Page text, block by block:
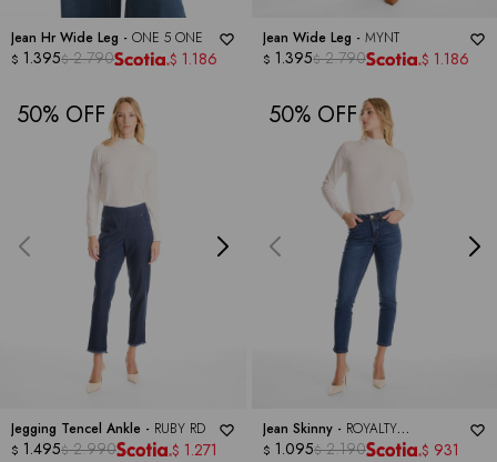
Jean Hr Wide Leg - ONE 5 ONE
$ 1.395$ 2.790 $ 1.186
Jean Wide Leg - MYNT
$ 1.395$ 2.790 $ 1.186
50
Jegging Tencel Ankle - RUBY RD
$ 1.495$ 2.990 $ 1.271
50
Jean Skinny - ROYALTY
COLLECTION
$ 1.095$ 2.190 $ 931